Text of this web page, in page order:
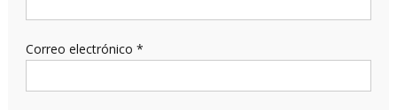
Correo electrónico *